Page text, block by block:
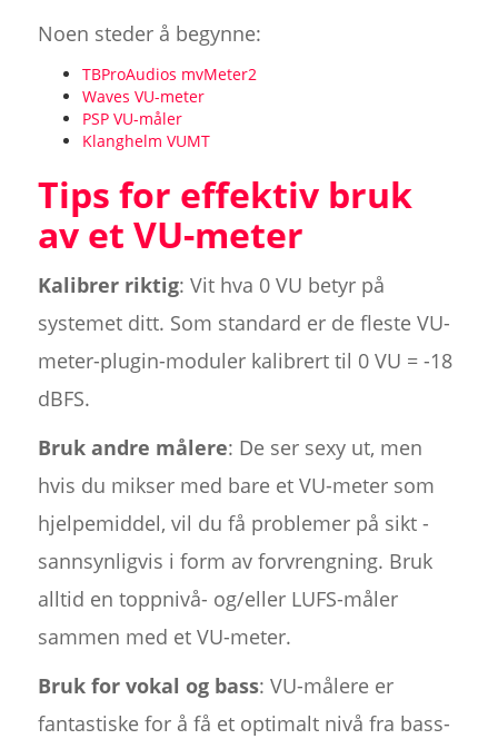
Noen steder å begynne:
TBProAudios mvMeter2
Waves VU-meter
PSP VU-måler
Klanghelm VUMT
Tips for effektiv bruk
av et VU-meter
Kalibrer riktig: Vit hva 0 VU betyr på
systemet ditt. Som standard er de fleste VU-
meter-plugin-moduler kalibrert til 0 VU = -18
dBFS.
Bruk andre målere: De ser sexy ut, men
hvis du mikser med bare et VU-meter som
hjelpemiddel, vil du få problemer på sikt -
sannsynligvis i form av forvrengning. Bruk
alltid en toppnivå- og/eller LUFS-måler
sammen med et VU-meter.
Bruk for vokal og bass: VU-målere er
fantastiske for å få et optimalt nivå fra bass-